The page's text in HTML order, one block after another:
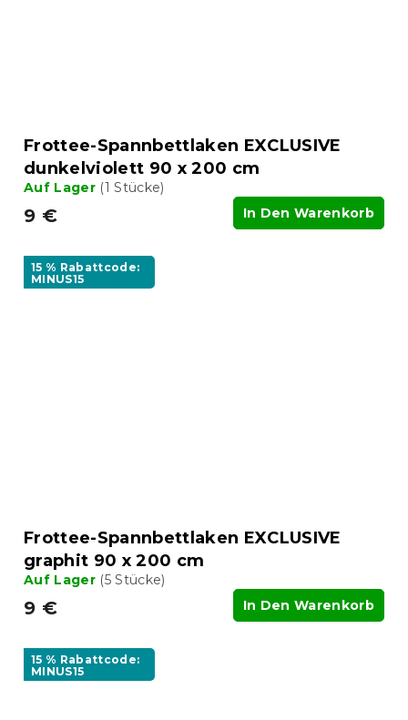
Frottee-Spannbettlaken EXCLUSIVE
dunkelviolett 90 x 200 cm
Auf Lager (1 Stücke)
9 € In Den Warenkorb
15 % Rabattcode:
MINUS15
Frottee-Spannbettlaken EXCLUSIVE
graphit 90 x 200 cm
Auf Lager (5 Stücke)
9 € In Den Warenkorb
15 % Rabattcode:
MINUS15